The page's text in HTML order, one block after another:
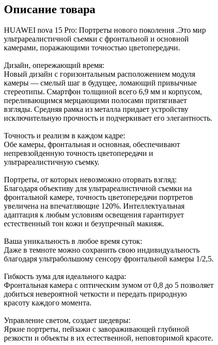
Описание товара
HUAWEI nova 15 Pro: Портреты нового поколения .Это мир
ультрареалистичной съемки с фронтальной и основной
камерами, поражающими точностью цветопередачи.
Дизайн, опережающий время:
Новый дизайн с горизонтальным расположением модуля
камеры — смелый шаг в будущее, ломающий привычные
стереотипы. Смартфон толщиной всего 6,9 мм и корпусом,
переливающимся мерцающими полосами притягивает
взгляды. Средняя рамка из металла придает устройству
исключительную прочность и подчеркивает его элегантность.
Точность и реализм в каждом кадре:
Обе камеры, фронтальная и основная, обеспечивают
непревзойденную точность цветопередачи и
ультрареалистичную съемку.
Портреты, от которых невозможно оторвать взгляд:
Благодаря объективу для ультрареалистичной съемки на
фронтальной камере, точность цветопередачи портретов
увеличена на впечатляющие 120%. Интеллектуальная
адаптация к любым условиям освещения гарантирует
естественный тон кожи и безупречный макияж.
Ваша уникальность в любое время суток:
Даже в темноте можно сохранить свою индивидуальность
благодаря ультрабольшому сенсору фронтальной камеры 1/2,5.
Гибкость зума для идеального кадра:
Фронтальная камера с оптическим зумом от 0,8 до 5 позволяет
добиться невероятной четкости и передать природную
красоту каждого момента.
Управление светом, создает шедевры:
Яркие портреты, пейзажи с завораживающей глубиной
резкости и объекты в их естественной, неповторимой красоте.